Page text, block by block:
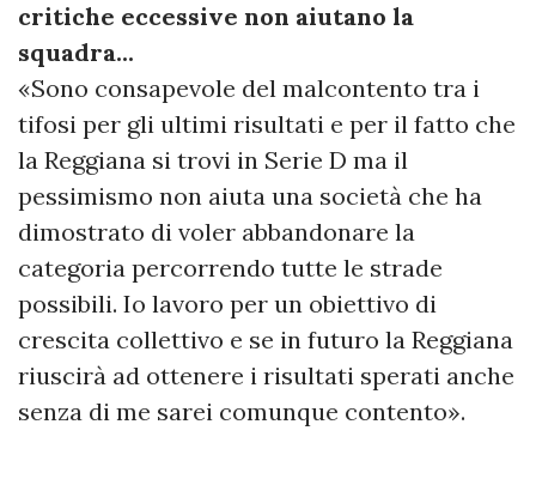
critiche eccessive non aiutano la
squadra...
«Sono consapevole del malcontento tra i
tifosi per gli ultimi risultati e per il fatto che
la Reggiana si trovi in Serie D ma il
pessimismo non aiuta una società che ha
dimostrato di voler abbandonare la
categoria percorrendo tutte le strade
possibili. Io lavoro per un obiettivo di
crescita collettivo e se in futuro la Reggiana
riuscirà ad ottenere i risultati sperati anche
senza di me sarei comunque contento».